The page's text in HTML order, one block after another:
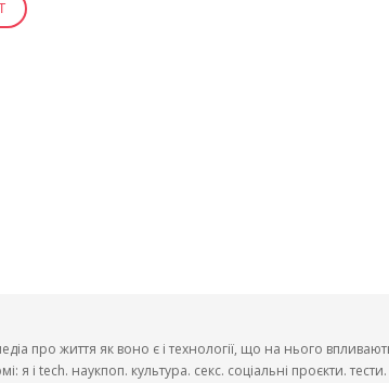
про життя як воно є і технології, що на нього
я і tech. наукпоп. культура. секс. соціальні проєкти.